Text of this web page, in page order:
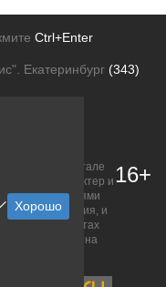
Ctrl+Enter
Екатеринбург (343)
на портале
характер и
положениями
описания, и
на сайтах
право на
16+